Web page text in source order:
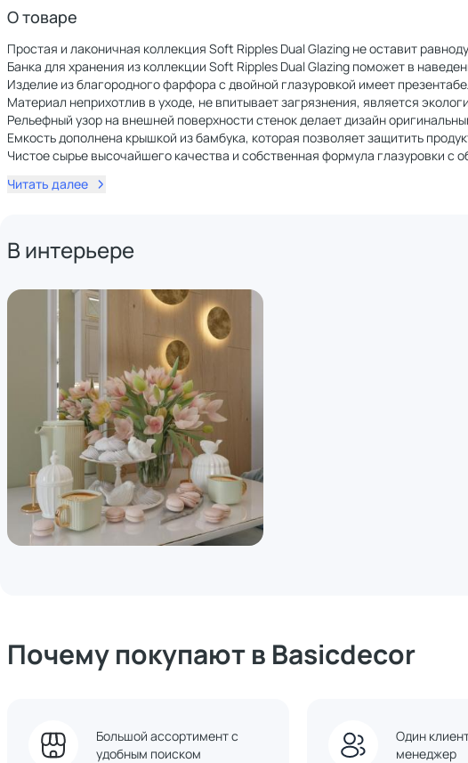
О товаре
Простая и лаконичная коллекция Soft Ripples Dual Glazing не оставит
Банка для хранения из коллекции Soft Ripples Dual Glazing поможет в
Изделие из благородного фарфора с двойной глазуровкой имеет
Материал неприхотлив в уходе, не впитывает загрязнения, является
Рельефный узор на внешней поверхности стенок делает дизайн
Емкость дополнена крышкой из бамбука, которая позволяет защитить
Чистое сырье высочайшего качества и собственная формула глазуровки с
Читать далее
В интерьере
Почему покупают в Basicdecor
Большой ассортимент с
удобным поиском
Один
менеджер